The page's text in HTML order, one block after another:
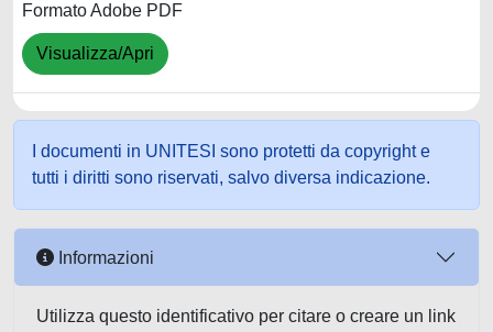
Formato Adobe PDF
Visualizza/Apri
I documenti in UNITESI sono protetti da copyright e
tutti i diritti sono riservati, salvo diversa indicazione.
Informazioni
Utilizza questo identificativo per citare o creare un link